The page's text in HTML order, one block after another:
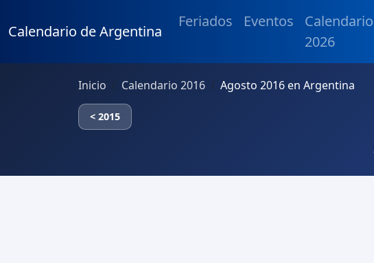
Calendario de Argentina
Feriados Eventos
Calendario
2026
Inicio Calendario 2016 Agosto 2016 en Argentina
< 2015